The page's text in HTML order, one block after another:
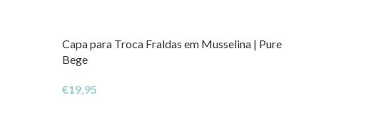
Capa para Troca Fraldas em Musselina | Pure
Bege
€19,95